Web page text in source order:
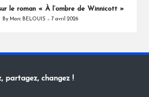
le roman « À l’ombre de Winnicott »
Posted
By Marc BELOUIS 7 avril 2026
partagez, changez !